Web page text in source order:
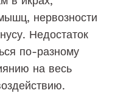
нервозности
Недостаток
по-разному
на весь